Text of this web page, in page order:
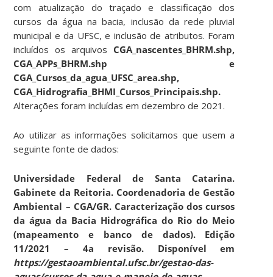
com atualização do traçado e classificação dos
cursos da água na bacia, inclusão da rede pluvial
municipal e da UFSC, e inclusão de atributos. Foram
incluídos os arquivos CGA_nascentes_BHRM.shp,
CGA_APPs_BHRM.shp e
CGA_Cursos_da_agua_UFSC_area.shp,
CGA_Hidrografia_BHMI_Cursos_Principais.shp.
Alterações foram incluídas em dezembro de 2021.
Ao utilizar as informações solicitamos que usem a
seguinte fonte de dados:
Universidade Federal de Santa Catarina.
Gabinete da Reitoria. Coordenadoria de Gestão
Ambiental – CGA/GR. Caracterização dos cursos
da água da Bacia Hidrográfica do Rio do Meio
(mapeamento e banco de dados). Edição
11/2021 – 4a revisão. Disponível em
https://gestaoambiental.ufsc.br/gestao-das-